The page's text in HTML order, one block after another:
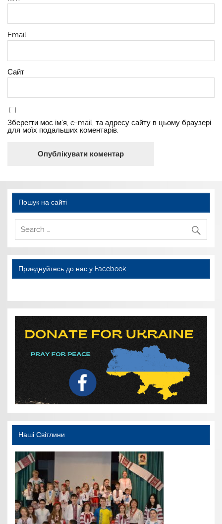
Email
Сайт
Зберегти моє ім'я, e-mail, та адресу сайту в цьому браузері
для моїх подальших коментарів.
Пошук на сайті
Приєднуйтесь до нас у Facebook
WordPress YouTube
Наші Світлини